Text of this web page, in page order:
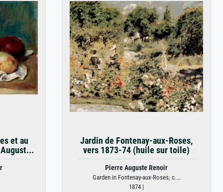
et au
Jardin de Fontenay-aux-Roses,
vers 1873-74 (huile sur toile)
Pierre Auguste Renoir
Garden in Fontenay-aux-Roses, c....
1874 |